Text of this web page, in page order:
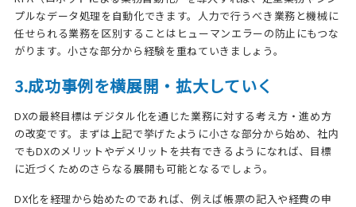
プルなデータ処理を自動化できます。人力で行うべき業務と機械に
任せられる業務を区別することはヒューマンエラーの防止にもつな
がります。小さな部分から経験を重ねていきましょう。
3.成功事例を横展開・拡大していく
DXの最終目標はデジタル化を通じた業務に対する考え方・進め方
の改変です。まずは上記で挙げたように小さな部分から始め、社内
でもDXのメリットやデメリットを共有できるようになれば、目標
に近づくためのさらなる展開も可能となるでしょう。
DX化を経理から始めたのであれば、例えば帳票の記入や経費の申